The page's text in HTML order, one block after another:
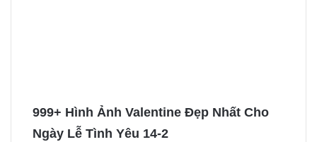
999+ Hình Ảnh Valentine Đẹp Nhất Cho
Ngày Lễ Tình Yêu 14-2